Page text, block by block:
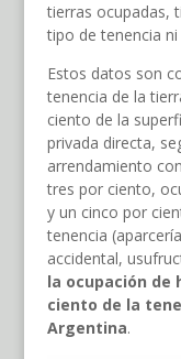
tierras ocupadas,
tipo de tenencia
Estos datos son
tenencia de la
ciento de la
privada directa,
arrendamiento
tres por ciento,
y un cinco por
tenencia
accidental,
la ocupación de
ciento de la
Argentina.